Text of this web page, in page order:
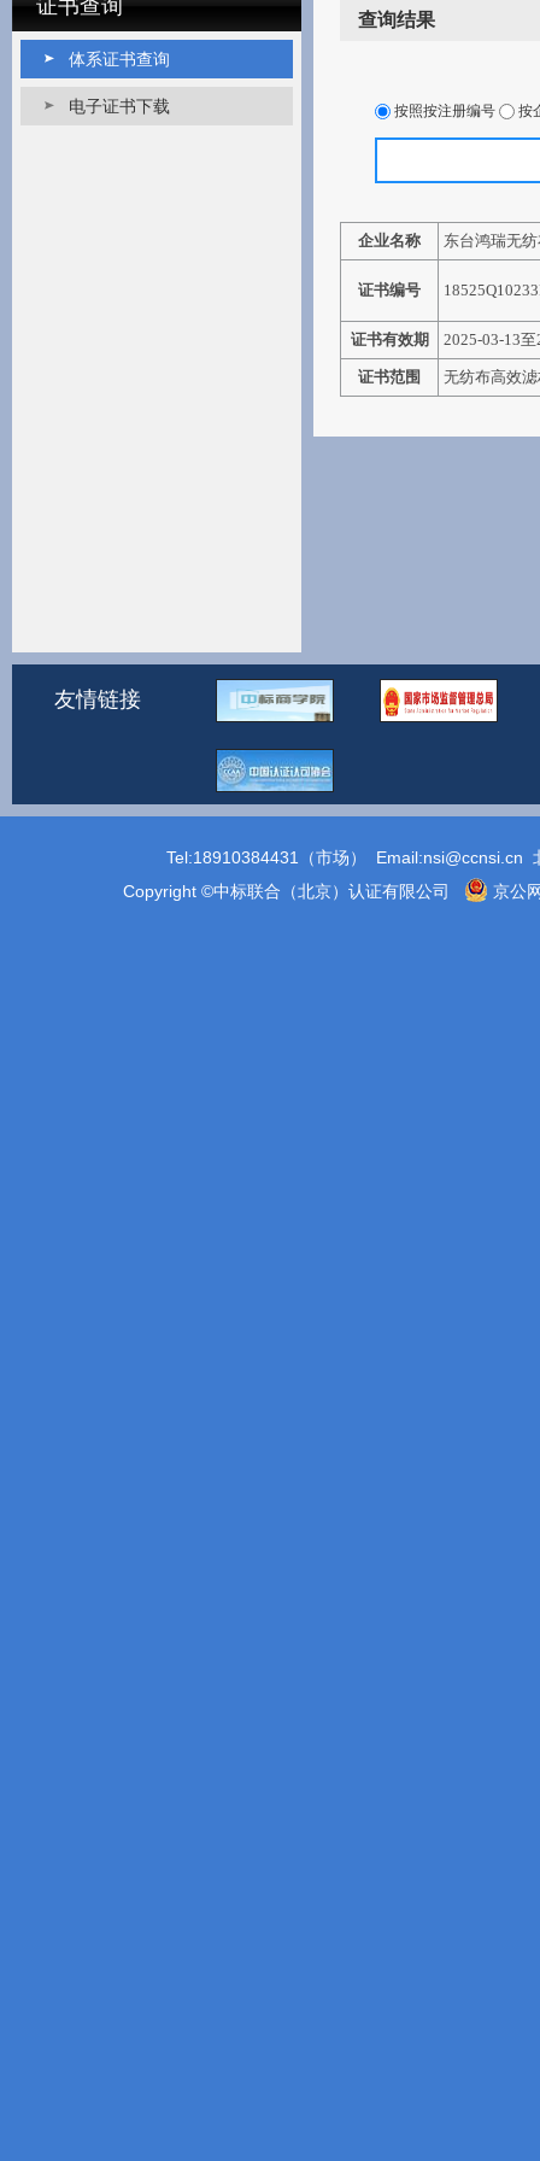
证书查询
体系证书查询
电子证书下载
查询结果
按照按注册编号 按
企业名称 东台鸿瑞无
证书编号
证书有效期 2025-03-13
证书范围 无纺布高效
友情链接
Tel:18910384431（市场） Email:nsi@ccnsi.cn
Copyright ©中标联合（北京）认证有限公司
京公